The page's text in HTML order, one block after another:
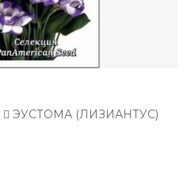
ЭУСТОМА (ЛИЗИАНТУС)